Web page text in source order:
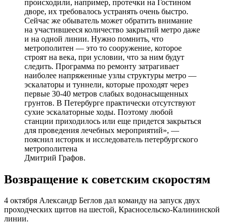
происходили, например, протечки на Гостином
дворе, их требовалось устранять очень быстро.
Сейчас же обыватель может обратить внимание
на участившееся количество закрытий метро даже
и на одной линии. Нужно помнить, что
метрополитен — это то сооружение, которое
строят на века, при условии, что за ним будут
следить. Программа по ремонту затрагивает
наиболее напряженные узлы структуры метро —
эскалаторы и туннели, которые проходят через
первые 30-40 метров слабых водонасыщенных
грунтов. В Петербурге практически отсутствуют
сухие эскалаторные ходы. Поэтому любой
станции приходилось или еще придется закрыться
для проведения лечебных мероприятий», —
пояснил историк и исследователь петербургского
метрополитена
Дмитрий Графов.
Возвращение к советским скоростям
4 октября Александр Беглов дал команду на запуск двух
проходческих щитов на шестой, Красносельско-Калининской
линии.